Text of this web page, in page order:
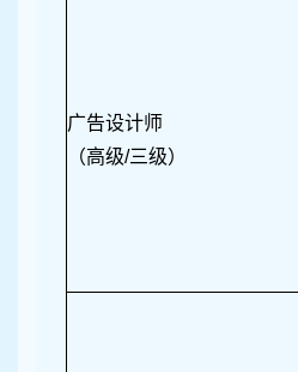
广告设计师
（高级/三级）